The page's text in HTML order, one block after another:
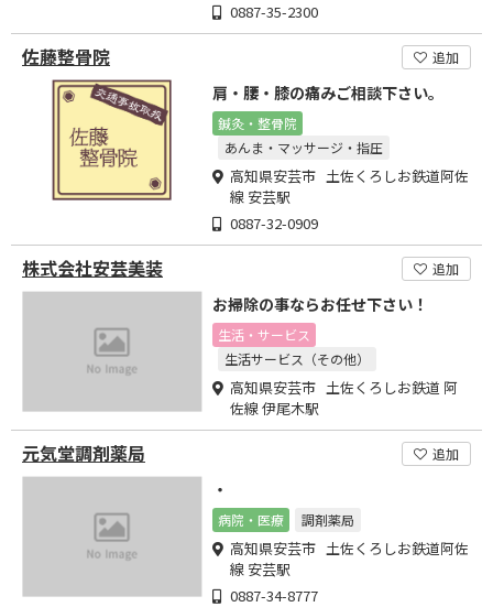
0887-35-2300
佐藤整骨院 追加
肩・腰・膝の痛みご相談下さい。
鍼灸・整骨院
あんま・マッサージ・指圧
高知県安芸市 土佐くろしお鉄道阿佐
線 安芸駅
0887-32-0909
株式会社安芸美装 追加
お掃除の事ならお任せ下さい！
生活・サービス
生活サービス（その他）
高知県安芸市 土佐くろしお鉄道 阿
佐線 伊尾木駅
元気堂調剤薬局 追加
・
病院・医療 調剤薬局
高知県安芸市 土佐くろしお鉄道阿佐
線 安芸駅
0887-34-8777